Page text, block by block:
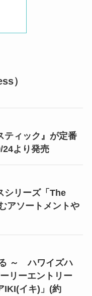
）
ティック』が定番
24より発売
シリーズ「The
アソートメントや
～ ハワイズハ
リーエントリー
IKI(イキ)」(約